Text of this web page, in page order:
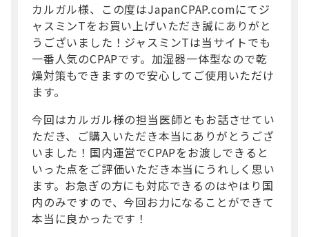
カルガル様、この度はJapanCPAP.comにてジ
ャスミンTをお買い上げいただき誠にありがと
うございました！ジャスミンTは当サイトでも
一番人気のCPAPです。加湿器一体型なので乾
燥対策もできますので安心してご使用いただけ
ます。
今回はカルガル様の担当医師ともお話させてい
ただき、ご購入いただき本当にありがとうござ
いました！国内運営でCPAPをお渡しできると
いった点をご評価いただき本当にうれしく思い
ます。お急ぎの方にも対応できるのはやはり国
内のみですので、今回お力になることができて
本当に良かったです！